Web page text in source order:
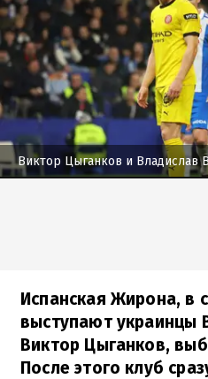
Виктор Цыганков и Владислав
Испанская Жирона, в
выступают украинцы
Виктор Цыганков,
После этого клуб